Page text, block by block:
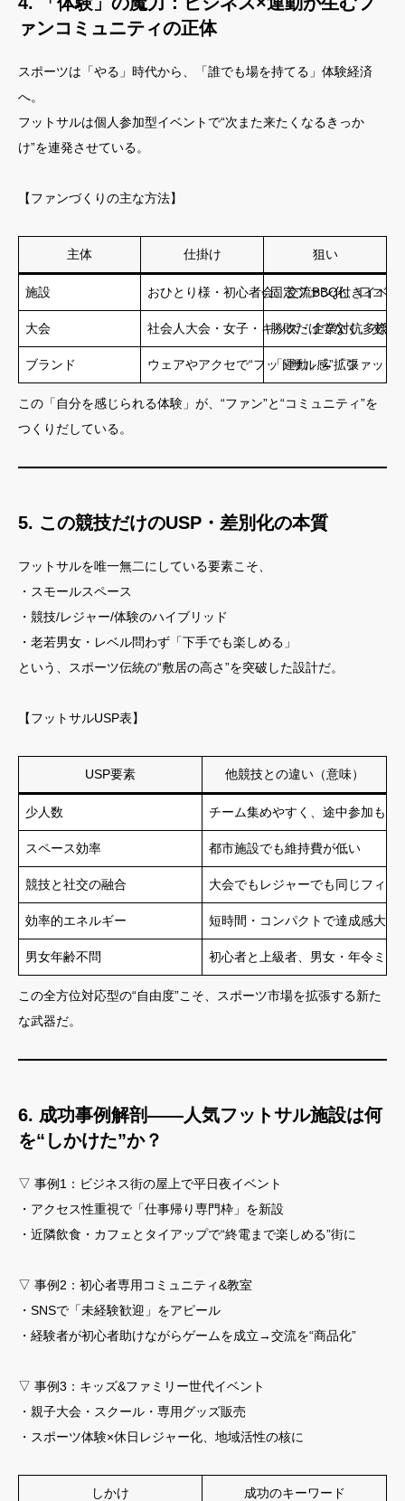
ァンコミュニティの正体
スポーツは「やる」時代から、「誰でも場を持てる」体験経済
へ。
フットサルは個人参加型イベントで“次また来たくなるきっか
け”を連発させている。
【ファンづくりの主な方法】
主体 仕掛け 狙い
施設 おひとり様・初心者会、交流BBQ付きイベン
固定ファン化、口コミ
大会 社会人大会・女子・キッズ・企業対抗多様化
勝敗だけでなく、交流
ブランド ウェアやアクセで“フットサル感”拡張
「運動」→「ファッシ
この「自分を感じられる体験」が、“ファン”と“コミュニティ”を
つくりだしている。
5. この競技だけのUSP・差別化の本質
フットサルを唯一無二にしている要素こそ、
・スモールスペース
・競技/レジャー/体験のハイブリッド
・老若男女・レベル問わず「下手でも楽しめる」
という、スポーツ伝統の“敷居の高さ”を突破した設計だ。
【フットサルUSP表】
USP要素 他競技との違い（意味）
少人数 チーム集めやすく、途中参加も容
スペース効率 都市施設でも維持費が低い
競技と社交の融合 大会でもレジャーでも同じフィー
効率的エネルギー 短時間・コンパクトで達成感大
男女年齢不問 初心者と上級者、男女・年令ミッ
この全方位対応型の“自由度”こそ、スポーツ市場を拡張する新た
な武器だ。
6. 成功事例解剖――人気フットサル施設は何
を“しかけた”か？
▽ 事例1：ビジネス街の屋上で平日夜イベント
・アクセス性重視で「仕事帰り専門枠」を新設
・近隣飲食・カフェとタイアップで“終電まで楽しめる”街に
▽ 事例2：初心者専用コミュニティ&教室
・SNSで「未経験歓迎」をアピール
・経験者が初心者助けながらゲームを成立→交流を“商品化”
▽ 事例3：キッズ&ファミリー世代イベント
・親子大会・スクール・専用グッズ販売
・スポーツ体験×休日レジャー化、地域活性の核に
しかけ 成功のキーワード